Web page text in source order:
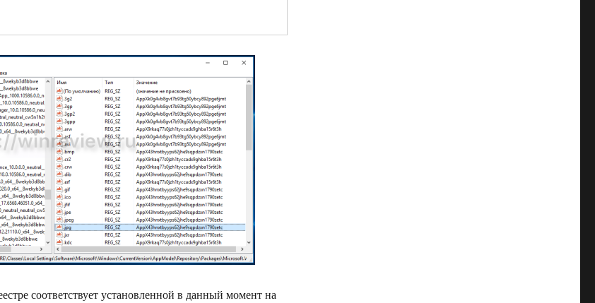
соответствует установленной в данный момент на